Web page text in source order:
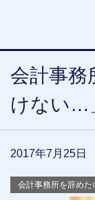
会計事務
けない…
2017年7月25日
会計事務所を辞めた